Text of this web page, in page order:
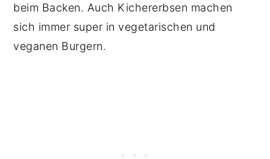
beim Backen. Auch Kichererbsen machen
sich immer super in vegetarischen und
veganen Burgern.